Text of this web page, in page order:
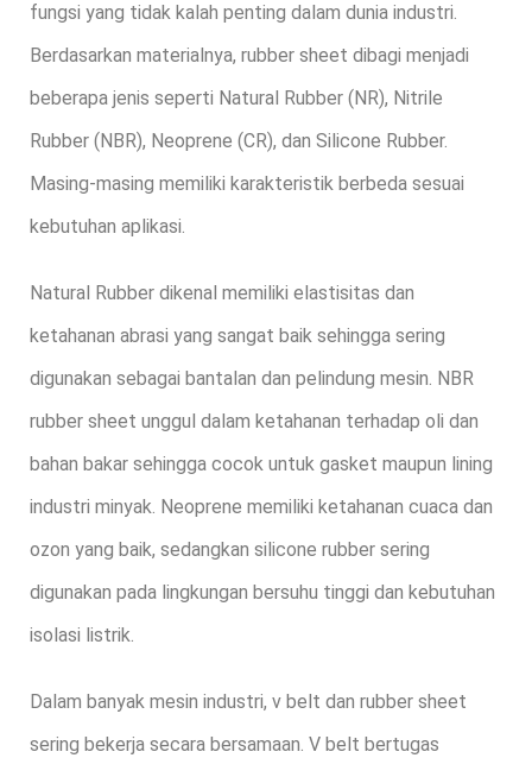
fungsi yang tidak kalah penting dalam dunia industri.
Berdasarkan materialnya, rubber sheet dibagi menjadi
beberapa jenis seperti Natural Rubber (NR), Nitrile
Rubber (NBR), Neoprene (CR), dan Silicone Rubber.
Masing-masing memiliki karakteristik berbeda sesuai
kebutuhan aplikasi.
Natural Rubber dikenal memiliki elastisitas dan
ketahanan abrasi yang sangat baik sehingga sering
digunakan sebagai bantalan dan pelindung mesin. NBR
rubber sheet unggul dalam ketahanan terhadap oli dan
bahan bakar sehingga cocok untuk gasket maupun lining
industri minyak. Neoprene memiliki ketahanan cuaca dan
ozon yang baik, sedangkan silicone rubber sering
digunakan pada lingkungan bersuhu tinggi dan kebutuhan
isolasi listrik.
Dalam banyak mesin industri, v belt dan rubber sheet
sering bekerja secara bersamaan. V belt bertugas